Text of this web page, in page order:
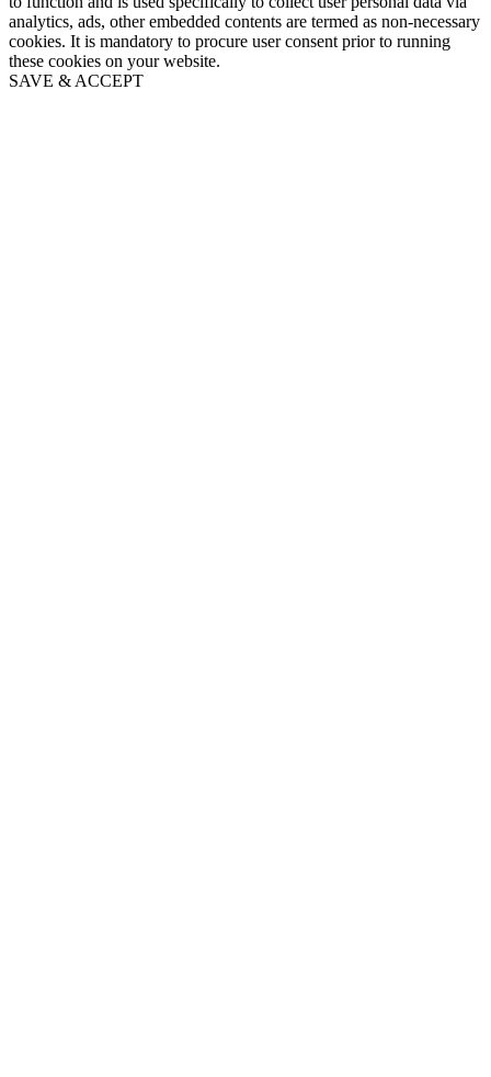
analytics, ads, other embedded contents are termed as non-necessary
cookies. It is mandatory to procure user consent prior to running
these cookies on your website.
SAVE & ACCEPT